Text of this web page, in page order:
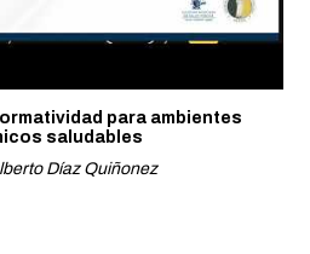
para ambientes
saludables
Díaz Quiñonez